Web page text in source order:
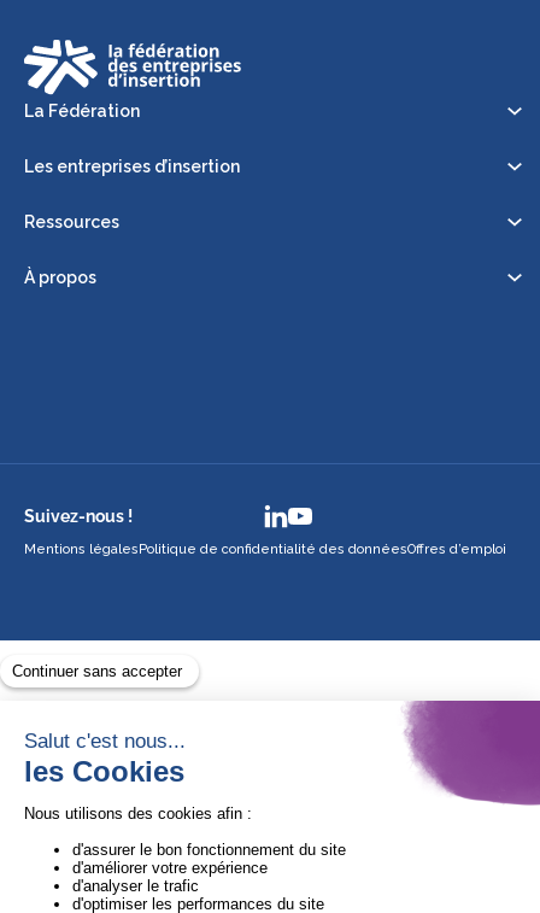
La Fédération
Les entreprises d’insertion
Ressources
À propos
Suivez-nous !
Mentions légalesPolitique de confidentialité des donnéesOffres d’emploi